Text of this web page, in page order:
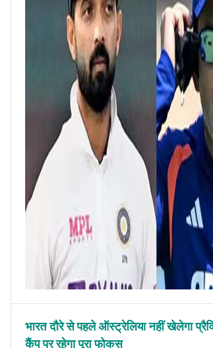
भारत दौरे से पहले ऑस्ट्रेलिया नहीं खेलेगा
कैंप पर रहेगा पूरा फोकस